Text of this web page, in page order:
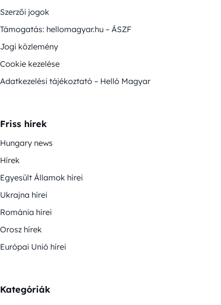
Szerzői jogok
Támogatás: hellomagyar.hu – ÁSZF
Jogi közlemény
Cookie kezelése
Adatkezelési tájékoztató – Helló Magyar
Friss hírek
Hungary news
Hírek
Egyesült Államok hírei
Ukrajna hírei
Románia hírei
Orosz hírek
Európai Unió hírei
Kategóriák